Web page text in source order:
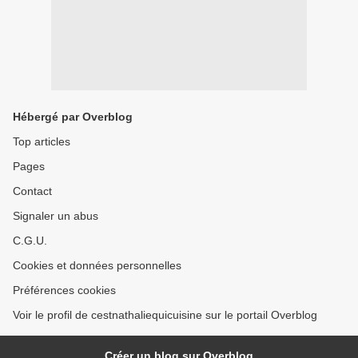
Hébergé par Overblog
Top articles
Pages
Contact
Signaler un abus
C.G.U.
Cookies et données personnelles
Préférences cookies
Voir le profil de cestnathaliequicuisine sur le portail Overblog